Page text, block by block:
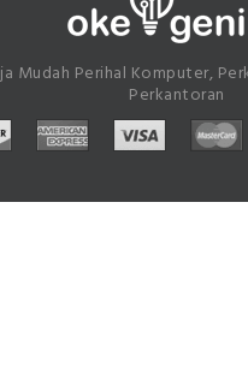
Mudah Perihal Komputer,
Perkantoran